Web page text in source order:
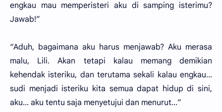
engkau mau memperisteri aku di samping isterimu?
Jawab!”
“Aduh, bagaimana aku harus menjawab? Aku merasa
malu, Lili. Akan tetapi kalau memang demikian
kehendak isteriku, dan terutama sekali kalau engkau...
sudi menjadi isteriku kita semua dapat hidup di sini,
aku... aku tentu saja menyetujui dan menurut...”